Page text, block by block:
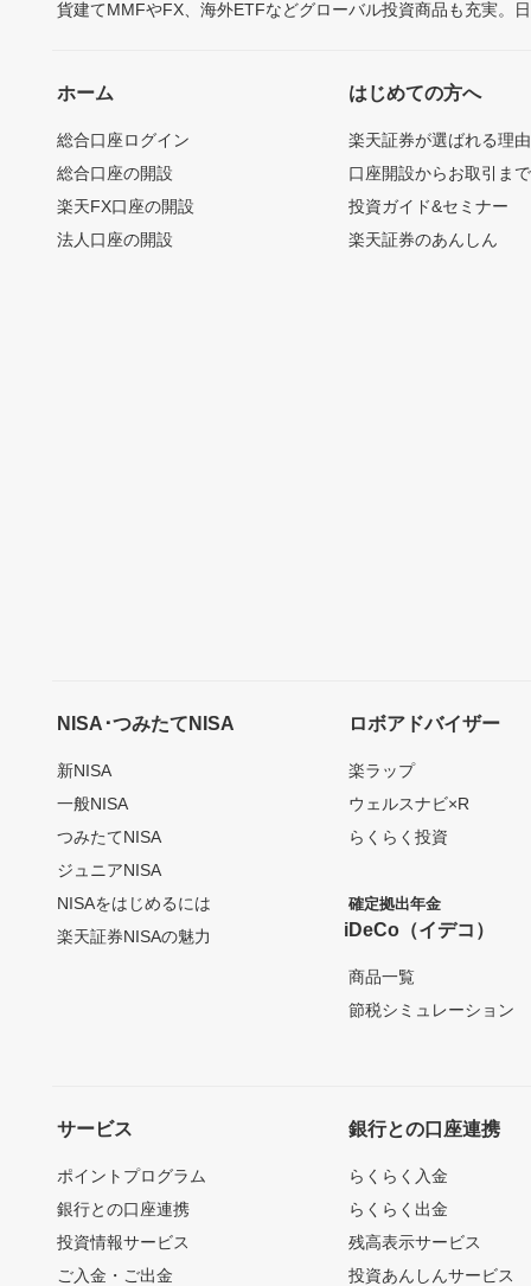
貨建てMMFやFX、海外ETFなどグローバル投資商品も充実。
ホーム
総合口座ログイン
総合口座の開設
楽天FX口座の開設
法人口座の開設
はじめての方へ
楽天証券が選ばれる理由
口座開設からお取引ま
投資ガイド&セミナー
楽天証券のあんしん
NISA･つみたてNISA
新NISA
一般NISA
つみたてNISA
ジュニアNISA
NISAをはじめるには
楽天証券NISAの魅力
ロボアドバイザー
楽ラップ
ウェルスナビ×R
らくらく投資
確定拠出年金
iDeCo（イデコ）
商品一覧
節税シミュレーション
サービス
ポイントプログラム
銀行との口座連携
投資情報サービス
ご入金・ご出金
銀行との口座連携
らくらく入金
らくらく出金
残高表示サービス
投資あんしんサービス